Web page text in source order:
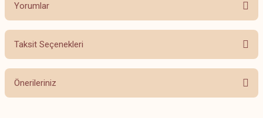
Yorumlar
Bu ürüne ilk yorumu siz yapın!
Taksit Seçenekleri
Önerileriniz